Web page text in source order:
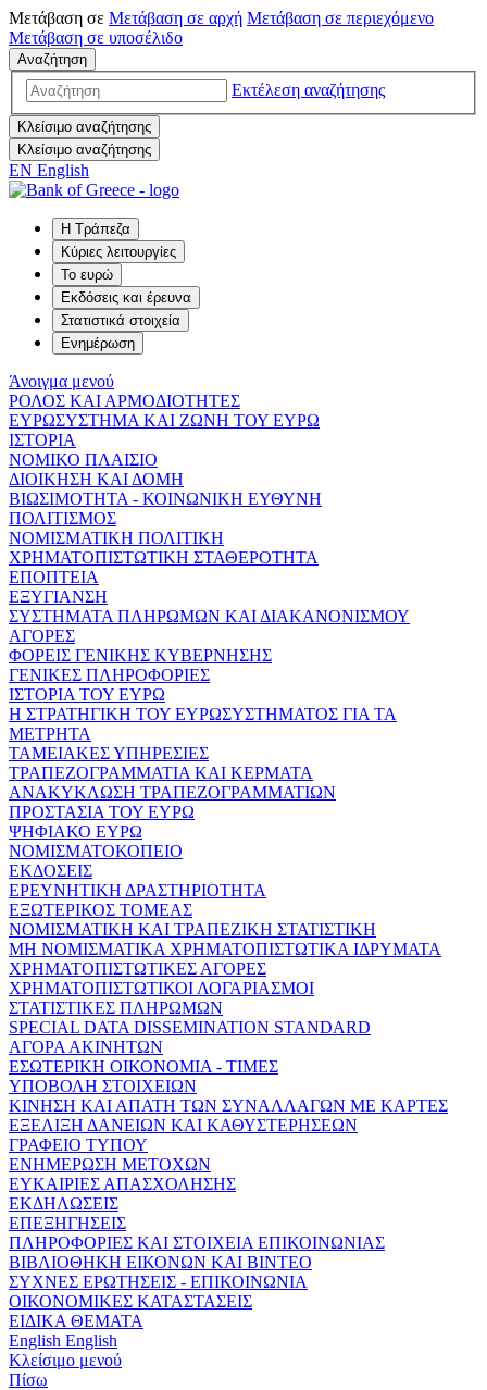
Μετάβαση σε Μετάβαση σε αρχή Μετάβαση σε περιεχόμενο
Μετάβαση σε υποσέλιδο
Αναζήτηση
Εκτέλεση αναζήτησης
Κλείσιμο αναζήτησης
Κλείσιμο αναζήτησης
EN English
Η Τράπεζα
Κύριες λειτουργίες
Το ευρώ
Εκδόσεις και έρευνα
Στατιστικά στοιχεία
Ενημέρωση
Άνοιγμα μενού
ΡΟΛΟΣ ΚΑΙ ΑΡΜΟΔΙΟΤΗΤΕΣ
ΕΥΡΩΣΥΣΤΗΜΑ ΚΑΙ ΖΩΝΗ ΤΟΥ ΕΥΡΩ
ΙΣΤΟΡΙΑ
ΝΟΜΙΚΟ ΠΛΑΙΣΙΟ
ΔΙΟΙΚΗΣΗ ΚΑΙ ΔΟΜΗ
ΒΙΩΣΙΜΟΤΗΤΑ - ΚΟΙΝΩΝΙΚΗ ΕΥΘΥΝΗ
ΠΟΛΙΤΙΣΜΟΣ
ΝΟΜΙΣΜΑΤΙΚΗ ΠΟΛΙΤΙΚΗ
ΧΡΗΜΑΤΟΠΙΣΤΩΤΙΚΗ ΣΤΑΘΕΡΟΤΗΤΑ
ΕΠΟΠΤΕΙΑ
ΕΞΥΓΙΑΝΣΗ
ΣΥΣΤΗΜΑΤΑ ΠΛΗΡΩΜΩΝ ΚΑΙ ΔΙΑΚΑΝΟΝΙΣΜΟΥ
ΑΓΟΡΕΣ
ΦΟΡΕΙΣ ΓΕΝΙΚΗΣ ΚΥΒΕΡΝΗΣΗΣ
ΓΕΝΙΚΕΣ ΠΛΗΡΟΦΟΡΙΕΣ
ΙΣΤΟΡΙΑ ΤΟΥ ΕΥΡΩ
Η ΣΤΡΑΤΗΓΙΚΗ ΤΟΥ ΕΥΡΩΣΥΣΤΗΜΑΤΟΣ ΓΙΑ ΤΑ
ΜΕΤΡΗΤΑ
ΤΑΜΕΙΑΚΕΣ ΥΠΗΡΕΣΙΕΣ
ΤΡΑΠΕΖΟΓΡΑΜΜΑΤΙΑ ΚΑΙ ΚΕΡΜΑΤΑ
ΑΝΑΚΥΚΛΩΣΗ ΤΡΑΠΕΖΟΓΡΑΜΜΑΤΙΩΝ
ΠΡΟΣΤΑΣΙΑ ΤΟΥ ΕΥΡΩ
ΨΗΦΙΑΚΟ ΕΥΡΩ
ΝΟΜΙΣΜΑΤΟΚΟΠΕΙΟ
ΕΚΔΟΣΕΙΣ
ΕΡΕΥΝΗΤΙΚΗ ΔΡΑΣΤΗΡΙΟΤΗΤΑ
ΕΞΩΤΕΡΙΚΟΣ ΤΟΜΕΑΣ
ΝΟΜΙΣΜΑΤΙΚΗ ΚΑΙ ΤΡΑΠΕΖΙΚΗ ΣΤΑΤΙΣΤΙΚΗ
ΜΗ ΝΟΜΙΣΜΑΤΙΚΑ ΧΡΗΜΑΤΟΠΙΣΤΩΤΙΚΑ ΙΔΡΥΜΑΤΑ
ΧΡΗΜΑΤΟΠΙΣΤΩΤΙΚΕΣ ΑΓΟΡΕΣ
ΧΡΗΜΑΤΟΠΙΣΤΩΤΙΚΟΙ ΛΟΓΑΡΙΑΣΜΟΙ
ΣΤΑΤΙΣΤΙΚΕΣ ΠΛΗΡΩΜΩΝ
SPECIAL DATA DISSEMINATION STANDARD
ΑΓΟΡΑ ΑΚΙΝΗΤΩΝ
ΕΣΩΤΕΡΙΚΗ ΟΙΚΟΝΟΜΙΑ - ΤΙΜΕΣ
ΥΠΟΒΟΛΗ ΣΤΟΙΧΕΙΩΝ
ΚΙΝΗΣΗ ΚΑΙ ΑΠΑΤΗ ΤΩΝ ΣΥΝΑΛΛΑΓΩΝ ΜΕ ΚΑΡΤΕΣ
ΕΞΕΛΙΞΗ ΔΑΝΕΙΩΝ ΚΑΙ ΚΑΘΥΣΤΕΡΗΣΕΩΝ
ΓΡΑΦΕΙΟ ΤΥΠΟΥ
ΕΝΗΜΕΡΩΣΗ ΜΕΤΟΧΩΝ
ΕΥΚΑΙΡΙΕΣ ΑΠΑΣΧΟΛΗΣΗΣ
ΕΚΔΗΛΩΣΕΙΣ
ΕΠΕΞΗΓΗΣΕΙΣ
ΠΛΗΡΟΦΟΡΙΕΣ ΚΑΙ ΣΤΟΙΧΕΙΑ ΕΠΙΚΟΙΝΩΝΙΑΣ
ΒΙΒΛΙΟΘΗΚΗ ΕΙΚΟΝΩΝ ΚΑΙ ΒΙΝΤΕΟ
ΣΥΧΝΕΣ ΕΡΩΤΗΣΕΙΣ - ΕΠΙΚΟΙΝΩΝΙΑ
ΟΙΚΟΝΟΜΙΚΕΣ ΚΑΤΑΣΤΑΣΕΙΣ
ΕΙΔΙΚΑ ΘΕΜΑΤΑ
English English
Κλείσιμο μενού
Πίσω